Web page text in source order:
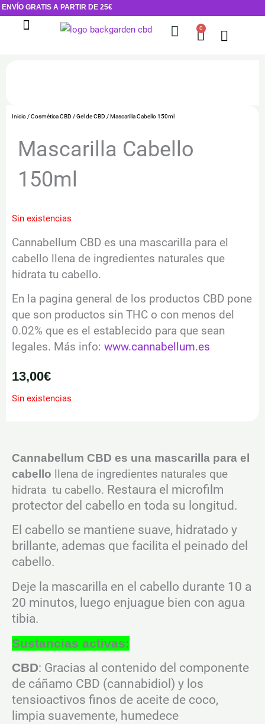
IrENVÍO GRATIS A PARTIR DE 25€
0
Cart
Inicio /Cosmética CBD /Gel de CBD / Mascarilla Cabello 150ml
Mascarilla Cabello
150ml
Sin existencias
Cannabellum CBD es una mascarilla para el
cabello llena de ingredientes naturales que
hidrata tu cabello.
En la pagina general de los productos CBD pone
que son productos sin THC o con menos del
0.02% que es el establecido para que sean
legales. Más info: www.cannabellum.es
13,00€
Sin existencias
Cannabellum CBD es una mascarilla para el
cabello llena de ingredientes naturales que
hidrata tu cabello. Restaura el microfilm
protector del cabello en toda su longitud.
El cabello se mantiene suave, hidratado y
brillante, ademas que facilita el peinado del
cabello.
Deje la mascarilla en el cabello durante 10 a
20 minutos, luego enjuague bien con agua
tibia.
Sustancias activas:
CBD: Gracias al contenido del componente
de cáñamo CBD (cannabidiol) y los
tensioactivos finos de aceite de coco,
limpia suavemente, humedece